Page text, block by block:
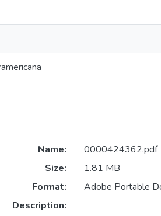
Name:
0000424362.pdf
Size:
1.81 MB
Format:
Adobe Portable
Description: